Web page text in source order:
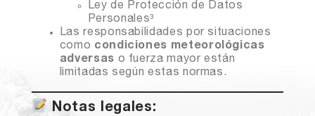
Ley de Protección de Datos
Personales³
Las responsabilidades por situaciones
como condiciones meteorológicas
adversas o fuerza mayor están
limitadas según estas normas.
Notas legales: